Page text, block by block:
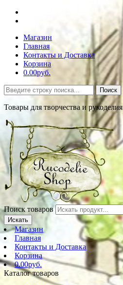
Магазин
Главная
Контакты и Доставка
Корзина
0.00руб.
Поиск
Товары для творчества и рукоделия
Поиск товаров
Искать
Магазин
Главная
Контакты и Доставка
Корзина
0.00руб.
Каталог товаров